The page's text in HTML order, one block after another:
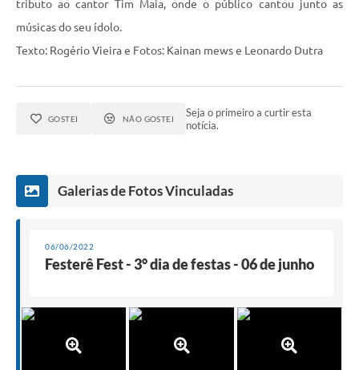
tributo ao cantor Tim Maia, onde o público cantou junto as
músicas do seu ídolo.
Texto: Rogério Vieira e Fotos: Kainan mews e Leonardo Dutra
GOSTEI NÃO GOSTEI
Seja o primeiro a curtir esta
notícia.
Galerias de Fotos Vinculadas
06/06/2022
Festerê Fest - 3° dia de festas - 06 de junho